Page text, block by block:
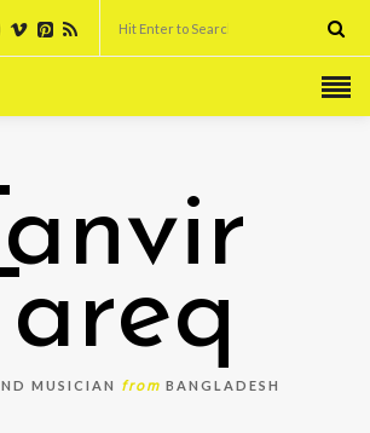
MUSICIAN from BANGLADESH